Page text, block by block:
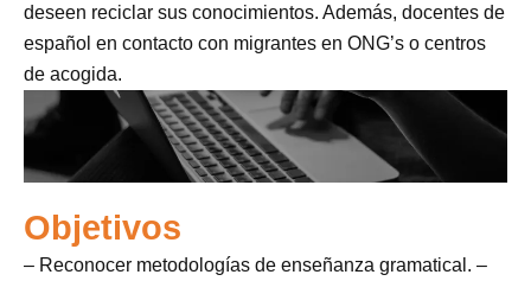
deseen reciclar sus conocimientos. Además, docentes de
español en contacto con migrantes en ONG’s o centros
de acogida.
Objetivos
– Reconocer metodologías de enseñanza gramatical. –